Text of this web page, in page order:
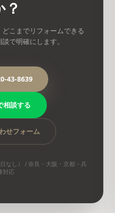
？
どこまでリフォームできる
で明確にします。
43-8639
相談する
せフォーム
なし） / 奈良・大阪・京都・兵
対応